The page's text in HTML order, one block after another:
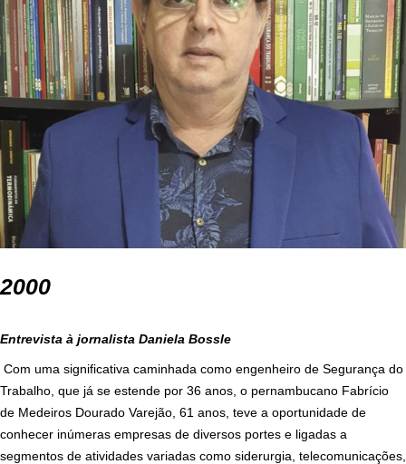
2000
Entrevista à jornalista Daniela Bossle
Com uma significativa caminhada como engenheiro de Segurança do
Trabalho, que já se estende por 36 anos, o pernambucano Fabrício
de Medeiros Dourado Varejão, 61 anos, teve a oportunidade de
conhecer inúmeras empresas de diversos portes e ligadas a
segmentos de atividades variadas como siderurgia, telecomunicações,